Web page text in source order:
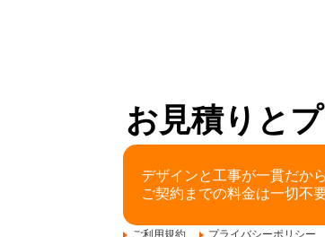
お見積りと
デザインと工事が一貫だか
ご契約までの料金は一切不要
ご利用規約 プライバシーポリシー